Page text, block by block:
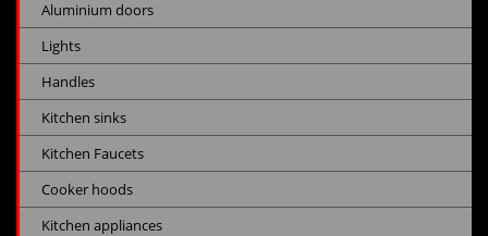
Aluminium doors
Lights
Handles
Kitchen sinks
Kitchen Faucets
Cooker hoods
Kitchen appliances